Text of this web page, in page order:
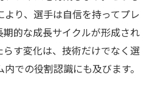
り、選手は自信を持ってプレ
的な成長サイクルが形成され
す変化は、技術だけでなく選
での役割認識にも及びます。